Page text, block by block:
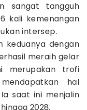
sangat tangguh
kali kemenangan
intersep.
keduanya dengan
meraih gelar
merupakan trofi
hal
saat ini menjalin
2028.